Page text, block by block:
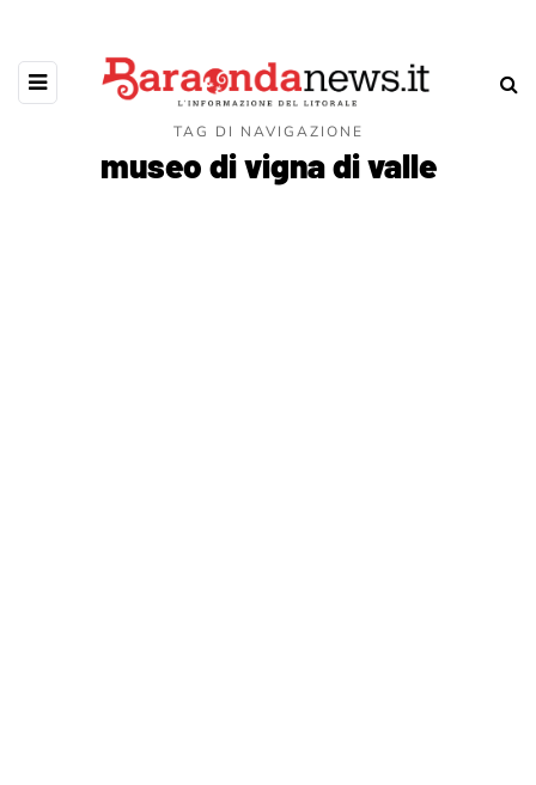
TAG DI NAVIGAZIONE
museo di vigna di valle